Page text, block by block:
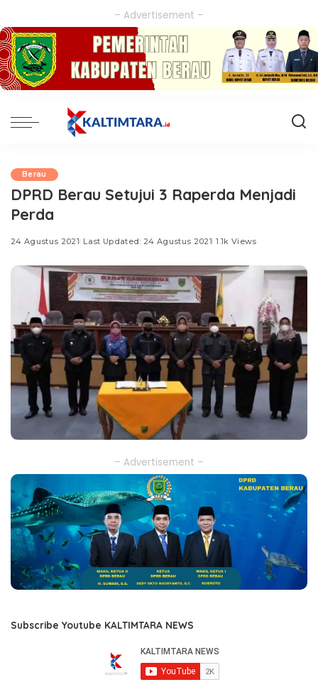
– Advertisement –
Berau
DPRD Berau Setujui 3 Raperda Menjadi
Perda
24 Agustus 2021 Last Updated: 24 Agustus 2021 1.1k Views
– Advertisement –
Subscribe Youtube KALTIMTARA NEWS